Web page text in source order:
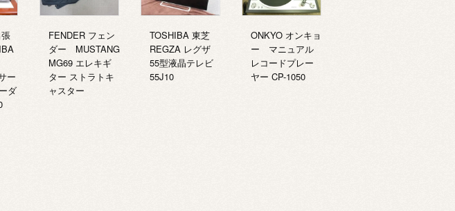
ー
ダ
FENDER フェン
ダー MUSTANG
MG69 エレキギ
ター ストラトキ
ャスター
TOSHIBA 東芝
REGZA レグザ
55型液晶テレビ
55J10
ONKYO オンキョ
ー マニュアル
レコードプレー
ヤー CP-1050